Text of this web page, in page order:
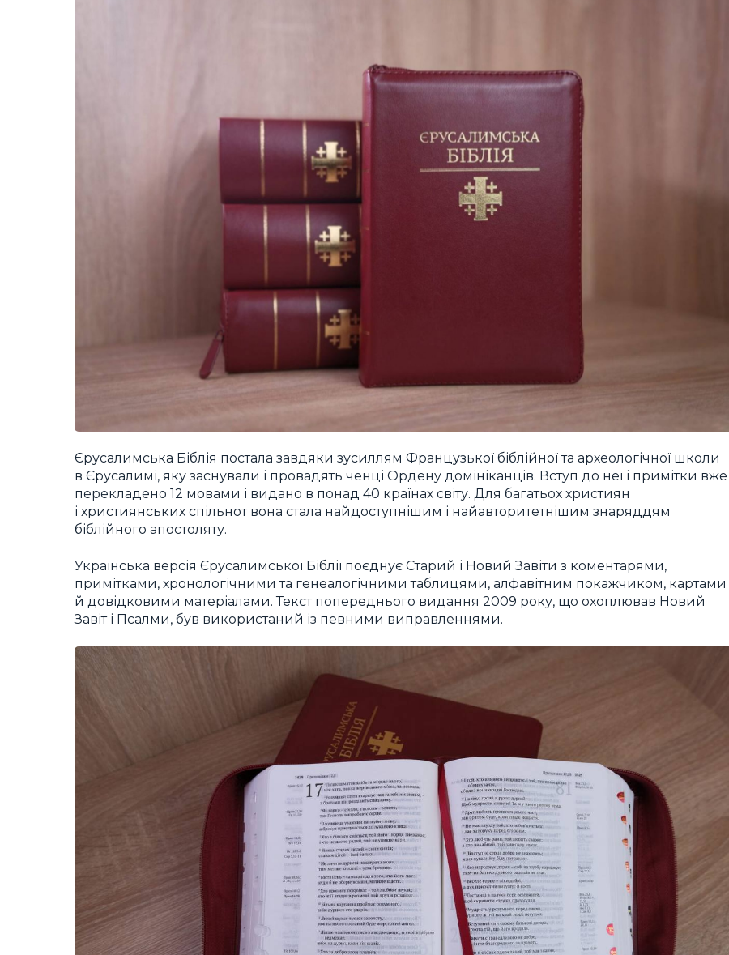
Єрусалимська Біблія постала завдяки зусиллям Французької біблійної та археологічної школи
в Єрусалимі, яку заснували і провадять ченці Ордену домініканців. Вступ до неї і примітки вже
перекладено 12 мовами і видано в понад 40 країнах світу. Для багатьох християн
і християнських спільнот вона стала найдоступнішим і найавторитетнішим знаряддям
біблійного апостоляту.
Українська версія Єрусалимської Біблії поєднує Старий і Новий Завіти з коментарями,
примітками, хронологічними та генеалогічними таблицями, алфавітним покажчиком, картами
й довідковими матеріалами. Текст попереднього видання 2009 року, що охоплював Новий
Завіт і Псалми, був використаний із певними виправленнями.